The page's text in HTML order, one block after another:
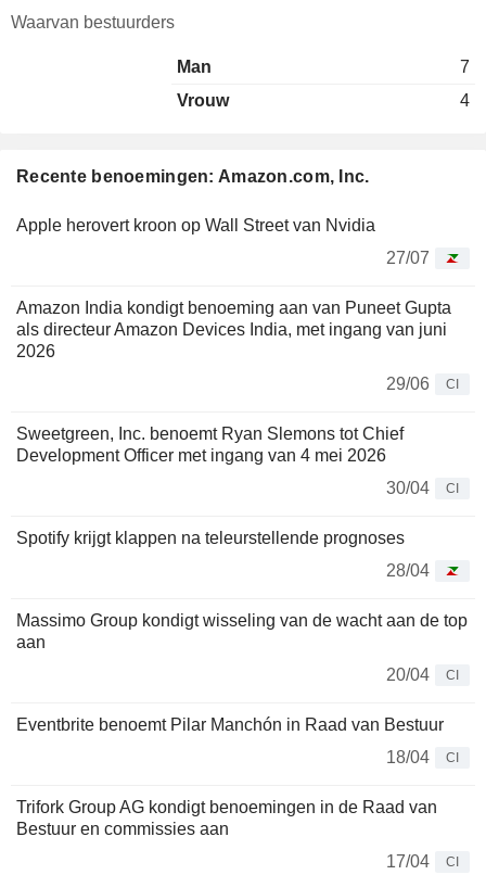
Recente benoemingen: Amazon.com, Inc.
Apple herovert kroon op Wall Street van Nvidia
27/07
Amazon India kondigt benoeming aan van Puneet Gupta
als directeur Amazon Devices India, met ingang van juni
2026
29/06
CI
Sweetgreen, Inc. benoemt Ryan Slemons tot Chief
Development Officer met ingang van 4 mei 2026
30/04
CI
Spotify krijgt klappen na teleurstellende prognoses
28/04
Massimo Group kondigt wisseling van de wacht aan de top
aan
20/04
CI
Eventbrite benoemt Pilar Manchón in Raad van Bestuur
18/04
CI
Trifork Group AG kondigt benoemingen in de Raad van
Bestuur en commissies aan
17/04
CI
Waarvan bestuurders
Man
7
Vrouw
4